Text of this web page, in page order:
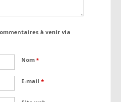
à venir via
Nom*
E-mail*